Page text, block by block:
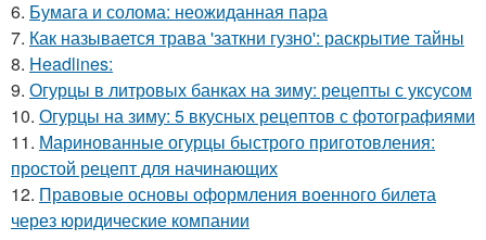
6. Бумага и солома: неожиданная пара
7. Как называется трава 'заткни гузно': раскрытие тайны
8. Headlines:
9. Огурцы в литровых банках на зиму: рецепты с уксусом
10. Огурцы на зиму: 5 вкусных рецептов с фотографиями
11. Маринованные огурцы быстрого приготовления:
простой рецепт для начинающих
12. Правовые основы оформления военного билета
через юридические компании